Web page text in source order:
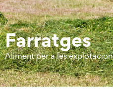
Farratges
Aliment per a les